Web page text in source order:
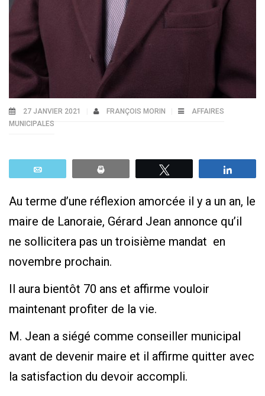
27 JANVIER 2021 FRANÇOIS MORIN
AFFAIRES
MUNICIPALES
Au terme d’une réflexion amorcée il y a un an, le
maire de Lanoraie, Gérard Jean annonce qu’il
ne sollicitera pas un troisième mandat en
novembre prochain.
Il aura bientôt 70 ans et affirme vouloir
maintenant profiter de la vie.
M. Jean a siégé comme conseiller municipal
avant de devenir maire et il affirme quitter avec
la satisfaction du devoir accompli.